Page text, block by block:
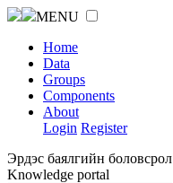
MENU
Home
Data
Groups
Components
About
Login Register
Эрдэс баялгийн боловсрол
Knowledge portal